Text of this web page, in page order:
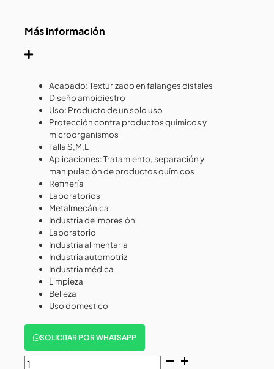
Más información
Acabado: Texturizado en falanges distales
Diseño ambidiestro
Uso: Producto de un solo uso
Protección contra productos químicos y
microorganismos
Talla S,M,L
Aplicaciones: Tratamiento, separación y
manipulación de productos químicos
Refinería
Laboratorios
Metalmecánica
Industria de impresión
Laboratorio
Industria alimentaria
Industria automotriz
Industria médica
Limpieza
Belleza
Uso domestico
SOLICITAR POR WHATSAPP
GUANTES